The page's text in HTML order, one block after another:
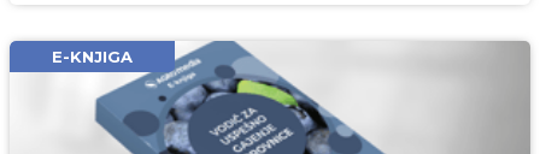
Email* obavezno
Komentar* obavezno
E-KNJIGA